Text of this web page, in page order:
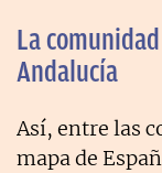
La
Andalucía
Así, entre las
mapa de